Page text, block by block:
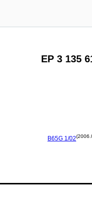
EP 3 135
B65G 1/02